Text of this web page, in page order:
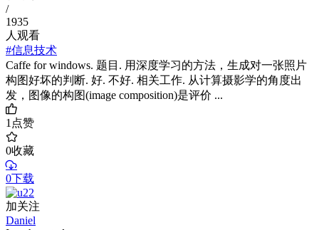
/
1935
人观看
#信息技术
Caffe for windows. 题目. 用深度学习的方法，生成对一张照片
构图好坏的判断. 好. 不好. 相关工作. 从计算摄影学的角度出
发，图像的构图(image composition)是评价 ...
1点赞
0收藏
0下载
加关注
Daniel